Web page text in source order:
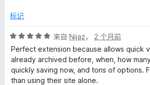
5
标记
评
分
5
/
5
来自 Nijaz， 2 个月前
Perfect extension because allows quick
already archived before, when, how
quickly saving now, and tons of options.
than using their site alone.